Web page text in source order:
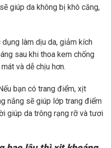
giúp da không bị khô căng,
làm dịu da, giảm kích
sau khi thoa kem chống
và dễ chịu hơn.
Nếu bạn có trang điểm, xịt
nắng sẽ giúp lớp trang điểm
giúp da trông rạng rỡ và tươi